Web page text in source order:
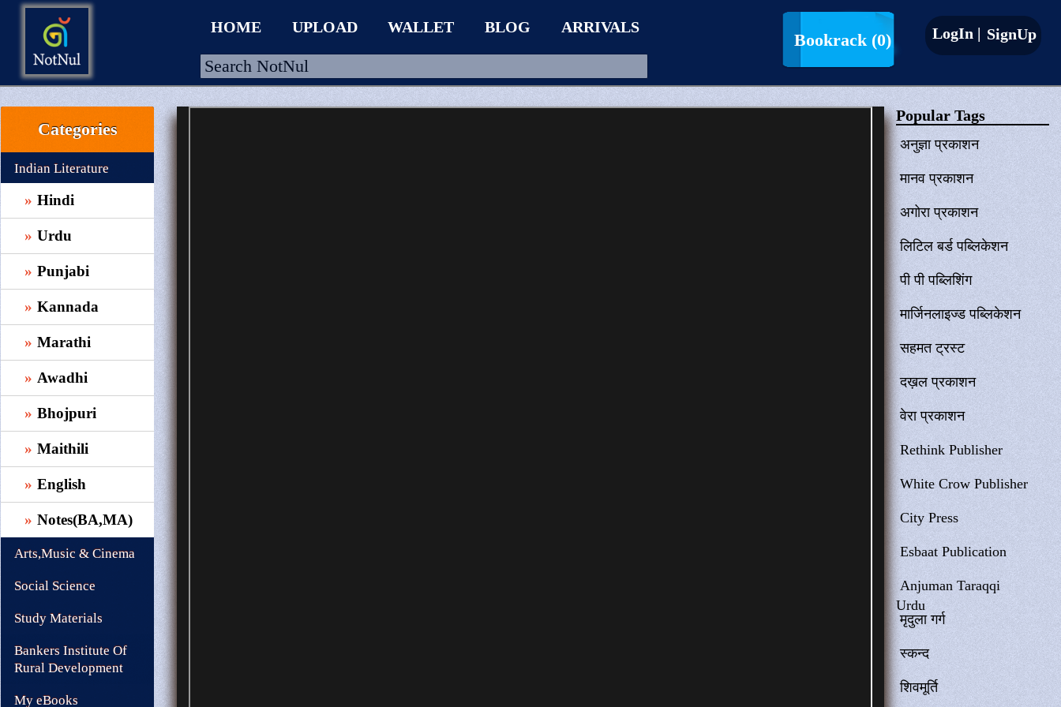
HOME
UPLOAD
WALLET
BLOG
ARRIVALS
CATEGORIES >
HOME UPLOAD WALLET BLOG ARRIVALS
Bookrack (0) LogIn | SignUp
Categories
Indian Literature
Hindi
Urdu
Punjabi
Kannada
Marathi
Awadhi
Bhojpuri
Maithili
English
Notes(BA,MA)
Arts,Music & Cinema
Social Science
Study Materials
Bankers Institute Of
Rural Development
My eBooks
Popular Tags
अनुज्ञा प्रकाशन
मानव प्रकाशन
अगोरा प्रकाशन
लिटिल बर्ड पब्लिकेशन
पी पी पब्लिशिंग
मार्जिनलाइज्ड पब्लिकेशन
सहमत ट्रस्ट
दख़ल प्रकाशन
वेरा प्रकाशन
Rethink Publisher
White Crow Publisher
City Press
Esbaat Publication
Anjuman Taraqqi
Urdu
मृदुला गर्ग
स्कन्द
शिवमूर्ति